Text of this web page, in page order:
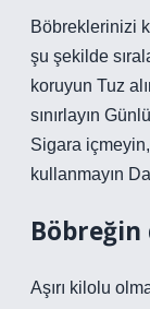
Böbreklerinizi
şu şekilde
koruyun Tuz
sınırlayın
Sigara içmeyin,
kullanmayın
Böbreğin
Aşırı kilolu